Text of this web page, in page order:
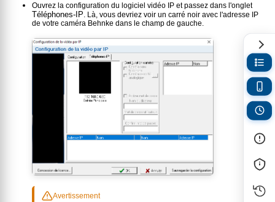
Ouvrez la configuration du logiciel vidéo IP et passez dans l'onglet
Téléphones-IP . Là, vous devriez voir un carré noir avec l'adresse IP
de votre caméra Behnke dans le champ de gauche.
Avertissement